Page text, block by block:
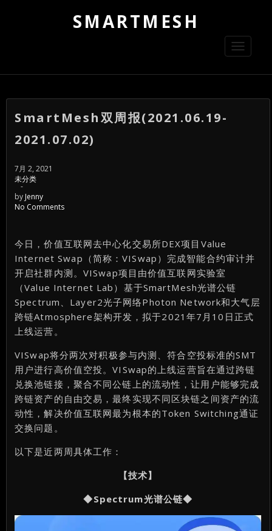
SMARTMESH
Toggle
SmartMesh双周报(2021.06.19-
2021.07.02)
7月 2, 2021
未分类
-
by Jenny
No Comments
今日，价值互联网去中心化交易所DEX项目Value
Internet Swap（简称：VISwap）完成智能合约审计并
开启社群内测。VISwap项目由价值互联网实验室
（Value Internet Lab）基于SmartMesh光谱公链
Spectrum、Layer2光子网络Photon Network和大气层
跨链Atmosphere架构开发，拟于2021年7月10日正式
上线运营。
VISwap将分两次对积极参与内测、符合空投标准的SMT
用户进行高价值空投。VISwap的上线运营旨在通过跨链
兑换池链接，聚合不同公链上的流动性，让用户能够完成
跨链资产的自由交易，最终实现不同区块链之间资产的流
动性，解决价值互联网最为根本的Token Switching通证
交换问题。
以下是近两周具体工作：
【技术】
◆Spectrum光谱公链◆